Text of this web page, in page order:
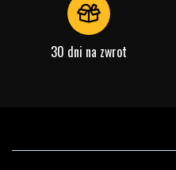
30 dni na zwrot